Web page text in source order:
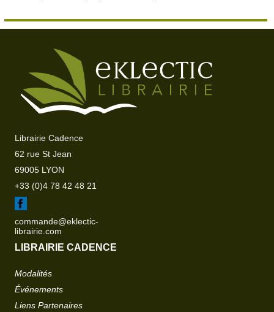
Librairie Cadence
62 rue St Jean
69005 LYON
+33 (0)4 78 42 48 21
commande@eklectic-
librairie.com
LIBRAIRIE CADENCE
Modalités
Événements
Liens Partenaires